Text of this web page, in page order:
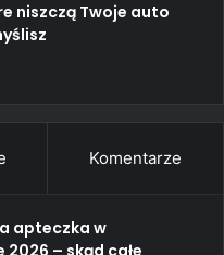
niszczą Twoje auto
Komentarze
apteczka w